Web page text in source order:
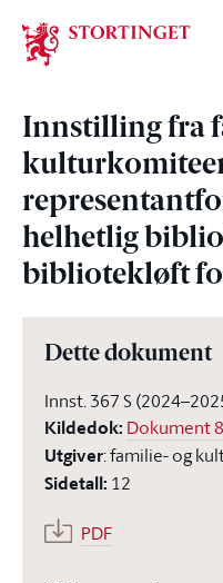
Stortinget.no
Innstilling fra
helhetlig
bibliotekløft
Dette dokument
Innst. 367 S
Kildedok: Dokument
Utgiver:familie- og
Sidetall: 12
PDF